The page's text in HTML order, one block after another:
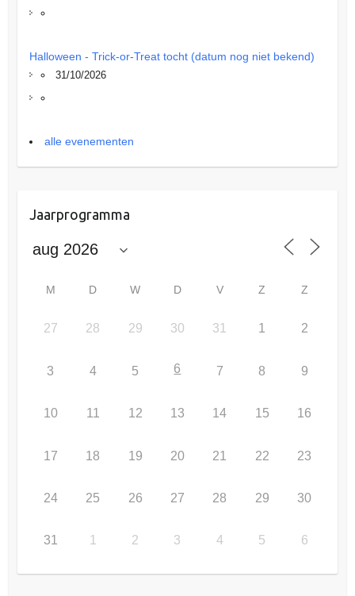
Halloween - Trick-or-Treat tocht (datum nog niet bekend)
31/10/2026
alle evenementen
Jaarprogramma
M D W D V Z Z
27 28 29 30 31 1 2
3 4 5 6 7 8 9
10 11 12 13 14 15 16
17 18 19 20 21 22 23
24 25 26 27 28 29 30
31 1 2 3 4 5 6